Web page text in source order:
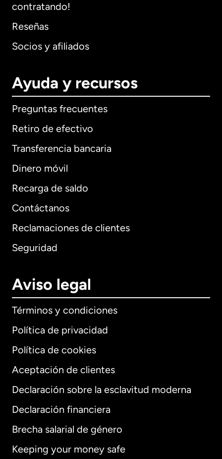
contratando!
Reseñas
Socios y afiliados
Ayuda y recursos
Preguntas frecuentes
Retiro de efectivo
Transferencia bancaria
Dinero móvil
Recarga de saldo
Contáctanos
Reclamaciones de clientes
Seguridad
Aviso legal
Términos y condiciones
Política de privacidad
Política de cookies
Aceptación de clientes
Declaración sobre la esclavitud moderna
Declaración financiera
Brecha salarial de género
Keeping your money safe
Internacional English
Alemania